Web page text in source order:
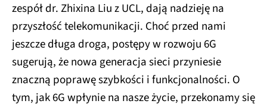
zespół dr. Zhixina Liu z UCL, dają nadzieję na
przyszłość telekomunikacji. Choć przed nami
jeszcze długa droga, postępy w rozwoju 6G
sugerują, że nowa generacja sieci przyniesie
znaczną poprawę szybkości i funkcjonalności. O
tym, jak 6G wpłynie na nasze życie, przekonamy się